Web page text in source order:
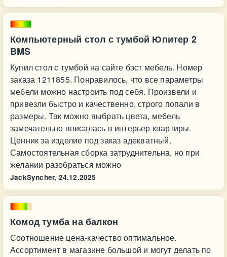
Компьютерный стол с тумбой Юпитер 2
BMS
Купил стол с тумбой на сайте бэст мебель. Номер
заказа 1211855. Понравилось, что все параметры
мебели можно настроить под себя. Произвели и
привезли быстро и качественно, строго попали в
размеры. Так можно выбрать цвета, мебель
замечательно вписалась в интерьер квартиры.
Ценник за изделие под заказ адекватный.
Самостоятельная сборка затруднительна, но при
желании разобраться можно
JackSyncher, 24.12.2025
Комод тумба на балкон
Соотношение цена-качество оптимальное.
Ассортимент в магазине большой и могут делать по